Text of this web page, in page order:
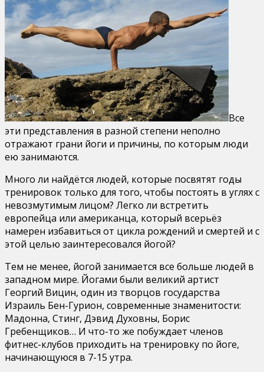
Все
эти представления в разной степени неполно
отражают грани йоги и причины, по которым люди
ею занимаются.
Много ли найдётся людей, которые посвятят годы
тренировок только для того, чтобы постоять в углях с
невозмутимым лицом? Легко ли встретить
европейца или американца, который всерьёз
намерен избавиться от цикла рождений и смертей и с
этой целью заинтересовался йогой?
Тем не менее, йогой занимается все больше людей в
западном мире. Йогами были великий артист
Георгий Вицин, один из творцов государства
Израиль Бен-Гурион, современные знаменитости:
Мадонна, Стинг, Дэвид Духовны, Борис
Гребенщиков… И что-то же побуждает членов
фитнес-клубов приходить на тренировку по йоге,
начинающуюся в 7-15 утра.